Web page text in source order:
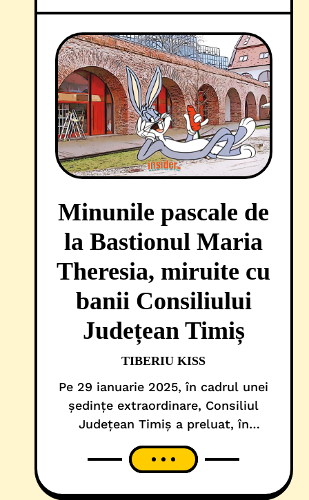
Minunile pascale de
la Bastionul Maria
Theresia, miruite cu
banii Consiliului
Județean Timiș
TIBERIU KISS
Pe 29 ianuarie 2025, în cadrul unei
ședințe extraordinare, Consiliul
Județean Timiș a preluat, în
administrare de la Muzeul
Banatului, Bastionul Maria